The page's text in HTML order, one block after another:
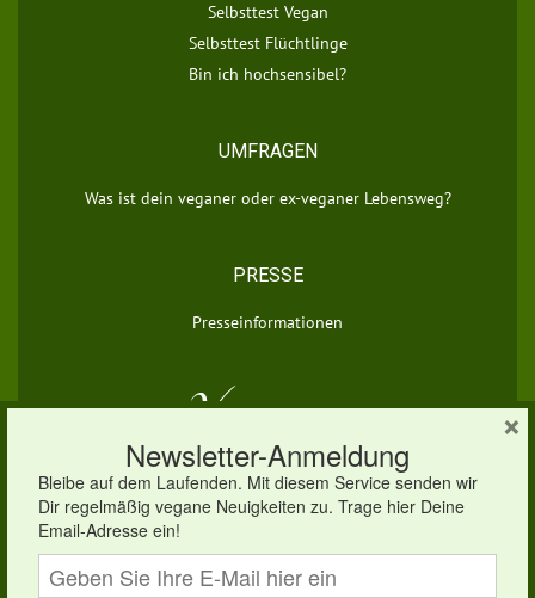
Selbsttest Vegan
Selbsttest Flüchtlinge
Bin ich hochsensibel?
UMFRAGEN
Was ist dein veganer oder ex-veganer Lebensweg?
PRESSE
Presseinformationen
© 2026 vegan.eu | Dein veganes Infoportal
×